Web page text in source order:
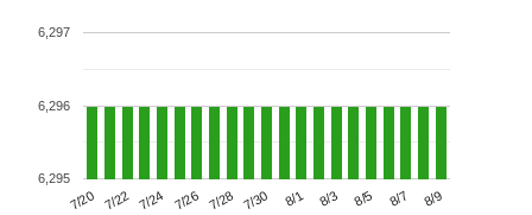
7/20 7/22 7/24 7/26 7/28 7/30 8/1 8/3 8/5 8/7 8/9
6,295
6,296
6,297